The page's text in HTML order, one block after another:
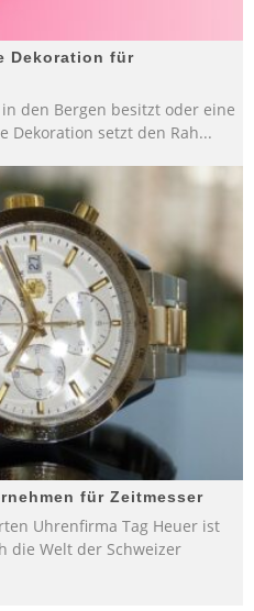
Dekoration für
den Bergen besitzt oder eine
Dekoration setzt den Rah...
für Zeitmesser
Uhrenfirma Tag Heuer ist
die Welt der Schweizer